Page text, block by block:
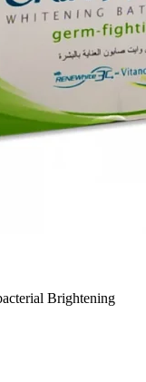
Brightening